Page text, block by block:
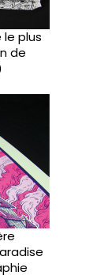
plus
de